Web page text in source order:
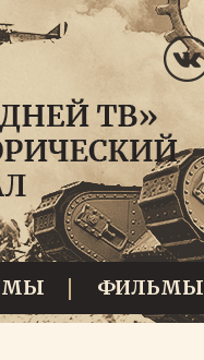
ФИЛЬМЫ